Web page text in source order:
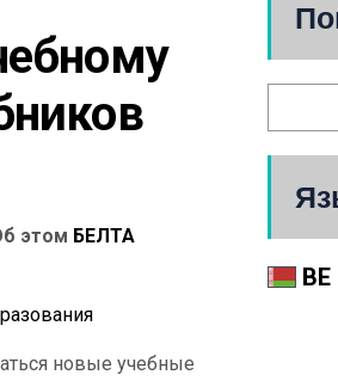
этом БЕЛТА
новые учебные
BE